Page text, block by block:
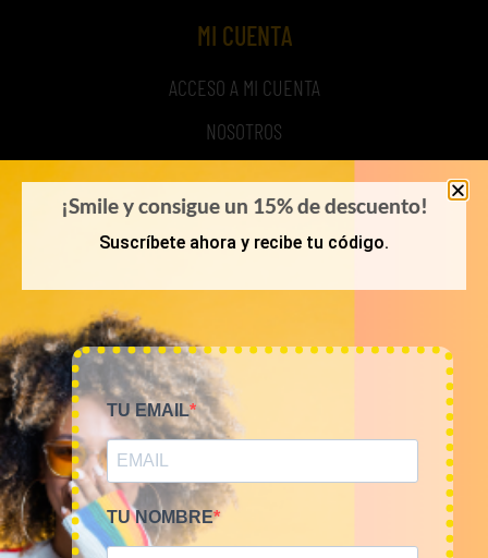
MI CUENTA
ACCESO A MI CUENTA
NOSOTROS
BLOG
COMPRA POR KILOS O LOTES
MUJER
NOVEDADES
¡Smile y consigue un 15% de descuento!
Suscríbete ahora y recibe tu código.
TU EMAIL
TU NOMBRE